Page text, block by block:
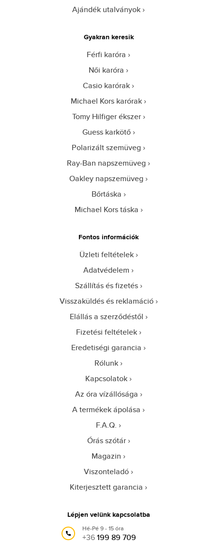
Ajándék utalványok
Gyakran keresik
Férfi karóra
Női karóra
Casio karórak
Michael Kors karórak
Tomy Hilfiger ékszer
Guess karkötő
Polarizált szemüveg
Ray-Ban napszemüveg
Oakley napszemüveg
Bőrtáska
Michael Kors táska
Fontos információk
Üzleti feltételek
Adatvédelem
Szállítás és fizetés
Visszaküldés és reklamáció
Elállás a szerződéstől
Fizetési feltételek
Eredetiségi garancia
Rólunk
Kapcsolatok
Az óra vízállósága
A termékek ápolása
F.A.Q.
Órás szótár
Magazin
Viszonteladó
Kiterjesztett garancia
Lépjen velünk kapcsolatba
Hé-Pé 9 - 15 óra
+36199 89 709